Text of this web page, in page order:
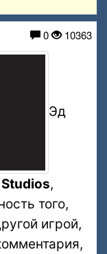
0 10363
Эд
,
того,
игрой,